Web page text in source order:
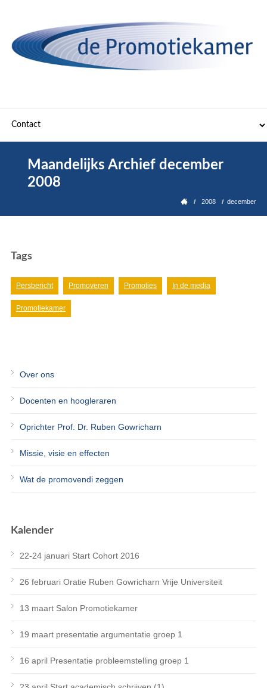
Maandelijks Archief december
2008
2008 december
Tags
Persbericht Promoveren Promoties In de media
Promotiekamer
Over ons
Docenten en hoogleraren
Oprichter Prof. Dr. Ruben Gowricharn
Missie, visie en effecten
Wat de promovendi zeggen
Kalender
22-24 januari Start Cohort 2016
26 februari Oratie Ruben Gowricharn Vrije Universiteit
13 maart Salon Promotiekamer
19 maart presentatie argumentatie groep 1
16 april Presentatie probleemstelling groep 1